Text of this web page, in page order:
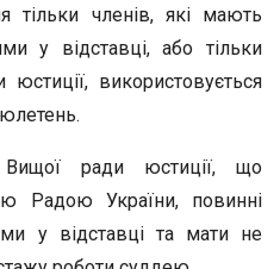
тільки членів, які мають
у відставці, або тільки
використовується
ради юстиції, що
Радою України, повинні
у відставці та мати не